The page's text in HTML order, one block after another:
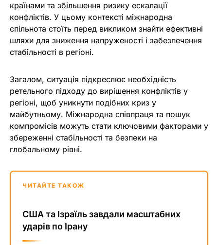
країнами та збільшення ризику ескалації
конфліктів. У цьому контексті міжнародна
спільнота стоїть перед викликом знайти ефективні
шляхи для зниження напруженості і забезпечення
стабільності в регіоні.
Загалом, ситуація підкреслює необхідність
ретельного підходу до вирішення конфліктів у
регіоні, щоб уникнути подібних криз у
майбутньому. Міжнародна співпраця та пошук
компромісів можуть стати ключовими факторами у
збереженні стабільності та безпеки на
глобальному рівні.
ЧИТАЙТЕ ТАКОЖ
США та Ізраїль завдали масштабних
ударів по Ірану